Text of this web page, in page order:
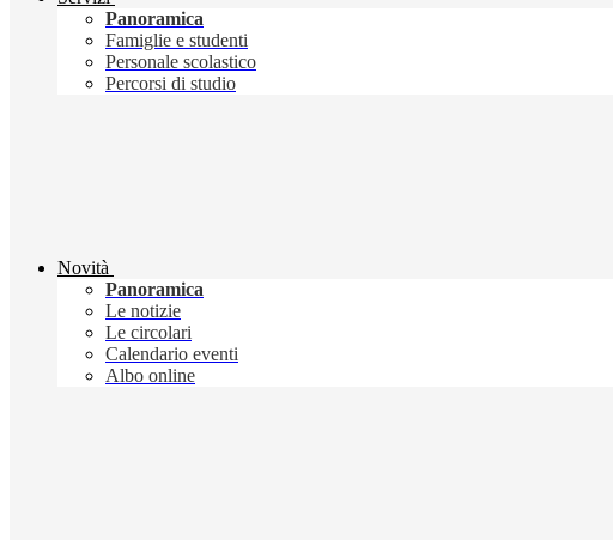
Panoramica
Famiglie e studenti
Personale scolastico
Percorsi di studio
Novità
Panoramica
Le notizie
Le circolari
Calendario eventi
Albo online